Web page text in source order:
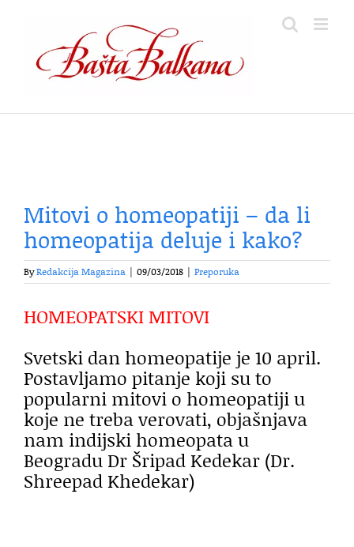
content
Mitovi o homeopatiji – da li
homeopatija deluje i kako?
ByRedakcija Magazina 09/03/2018 Preporuka
HOMEOPATSKI MITOVI
Svetski dan homeopatije je 10 april.
Postavljamo pitanje koji su to
popularni mitovi o homeopatiji u
koje ne treba verovati, objašnjava
nam indijski homeopata u
Beogradu Dr Šripad Kedekar (Dr.
Shreepad Khedekar)